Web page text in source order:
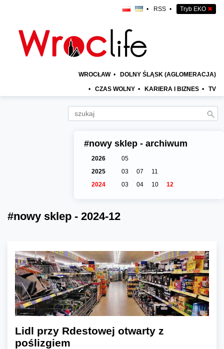
• RSS • Tryb EKO ✖
WROCŁAW • DOLNY ŚLĄSK (AGLOMERACJA)
• CZAS WOLNY • KARIERA I BIZNES • TV
#nowy sklep - archiwum
2026
05
2025
03 07
11
2024
03 04 10 12
#nowy sklep - 2024-12
Lidl przy Rdestowej otwarty z
poślizgiem